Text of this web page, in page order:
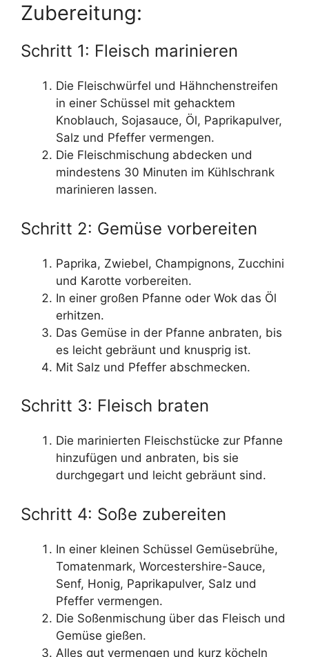
Zubereitung:
Schritt 1: Fleisch marinieren
Die Fleischwürfel und Hähnchenstreifen
in einer Schüssel mit gehacktem
Knoblauch, Sojasauce, Öl, Paprikapulver,
Salz und Pfeffer vermengen.
Die Fleischmischung abdecken und
mindestens 30 Minuten im Kühlschrank
marinieren lassen.
Schritt 2: Gemüse vorbereiten
Paprika, Zwiebel, Champignons, Zucchini
und Karotte vorbereiten.
In einer großen Pfanne oder Wok das Öl
erhitzen.
Das Gemüse in der Pfanne anbraten, bis
es leicht gebräunt und knusprig ist.
Mit Salz und Pfeffer abschmecken.
Schritt 3: Fleisch braten
Die marinierten Fleischstücke zur Pfanne
hinzufügen und anbraten, bis sie
durchgegart und leicht gebräunt sind.
Schritt 4: Soße zubereiten
In einer kleinen Schüssel Gemüsebrühe,
Tomatenmark, Worcestershire-Sauce,
Senf, Honig, Paprikapulver, Salz und
Pfeffer vermengen.
Die Soßenmischung über das Fleisch und
Gemüse gießen.
Alles gut vermengen und kurz köcheln